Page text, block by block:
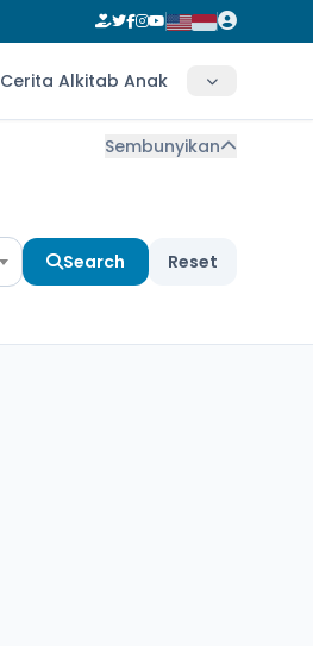
Cerita Alkitab Anak
Sembunyikan
Search Reset